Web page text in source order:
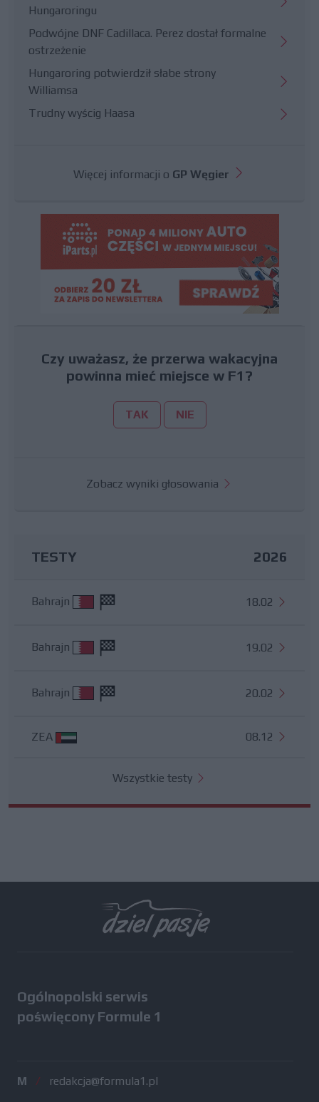
Hungaroringu
Podwójne DNF Cadillaca. Perez dostał formalne
ostrzeżenie
Hungaroring potwierdził słabe strony
Williamsa
Trudny wyścig Haasa
Więcej informacji o GP Węgier
Czy uważasz, że przerwa wakacyjna
powinna mieć miejsce w F1?
TAK NIE
Zobacz wyniki głosowania
TESTY 2026
Bahrajn 18.02
Bahrajn 19.02
Bahrajn 20.02
ZEA 08.12
Wszystkie testy
Ogólnopolski serwis
poświęcony Formule 1
M / redakcja@formula1.pl